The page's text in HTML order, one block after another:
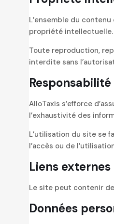
L’ensemble du
propriété intellectuelle.
Toute reproduction,
interdite sans
Responsabilité
AlloTaxis s’efforce
l’exhaustivité des
L’utilisation du site se
l’accès ou de
Liens externes
Le site peut contenir
Données